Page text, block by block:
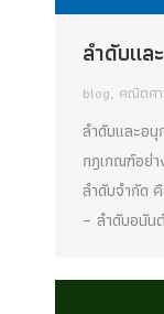
ลำดับแ
blog, คณิตศ
ลำดับและอ
กฎเกณฑ์อย่
ลำดับจำกัด
– ลำดับอนัน